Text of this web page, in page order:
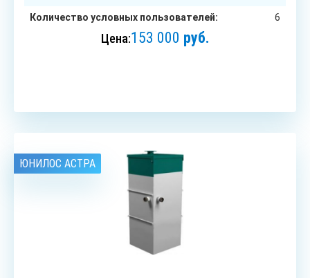
Количество условных пользователей: 6
Цена:153 000 руб.
ЮНИЛОС АСТРА